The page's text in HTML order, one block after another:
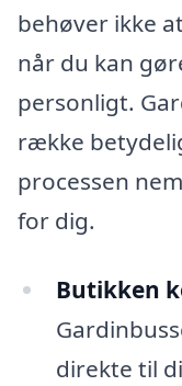
behøver ikke
når du kan
personligt.
række
processen
for dig.
Butikken
direkte til